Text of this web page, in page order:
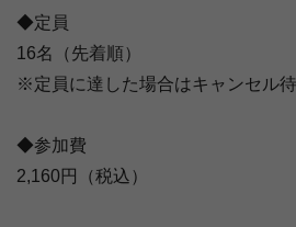
◆定員
16名（先着順）
※定員に達した場合はキャンセル待
◆参加費
2,160円（税込）